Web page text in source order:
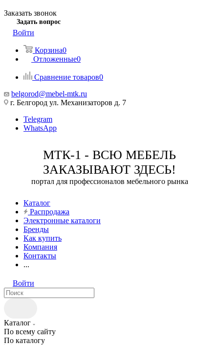
Заказать звонок
Задать вопрос
Войти
Корзина0
Отложенные0
Сравнение товаров0
belgorod@mebel-mtk.ru
г. Белгород ул. Механизаторов д. 7
Telegram
WhatsApp
МТК-1 - ВСЮ МЕБЕЛЬ
ЗАКАЗЫВАЮТ ЗДЕСЬ!
портал для профессионалов мебельного рынка
Каталог
Распродажа
Электронные каталоги
Бренды
Как купить
Компания
Контакты
...
Войти
Каталог
По всему сайту
По каталогу